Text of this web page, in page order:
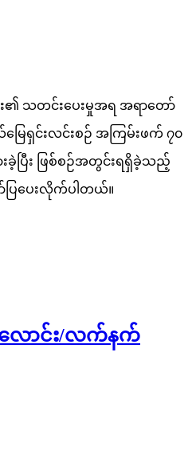
း၏ သတင်းပေးမှုအရ အရာတော်
မြေရှင်းလင်းစဉ် အကြမ်းဖက် ၇၀
ခဲ့ပြီး ဖြစ်စဉ်အတွင်းရရှိခဲ့သည့်
ပြပေးလိုက်ပါတယ်။
လောင်း/လက်နက်